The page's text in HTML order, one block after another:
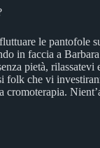
le pantofole
in faccia a
pietà, rilassatevi
folk che vi
cromoterapia.